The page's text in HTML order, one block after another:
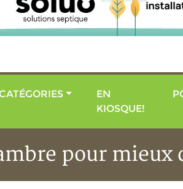
EN
KIOSQUE!
pour mieux